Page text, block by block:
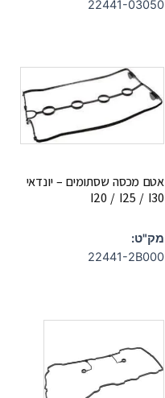
22441-03050
אטם מכסה שסתומים – יונדאי
I20 / I25 / I30
מק"ט:
22441-2B000